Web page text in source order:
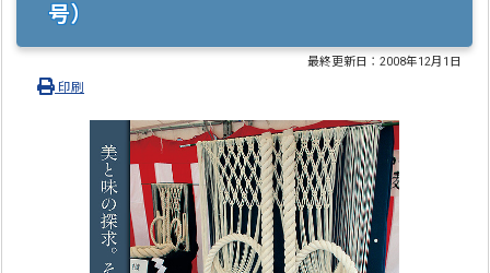
号）
最終更新日：2008年12月1日
印刷